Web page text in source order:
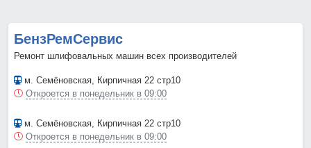
БензРемСервис
Ремонт шлифовальных машин всех производителей
м. Семёновская, Кирпичная 22 стр10
Откроется в понедельник в 09:00
м. Семёновская, Кирпичная 22 стр10
Откроется в понедельник в 09:00